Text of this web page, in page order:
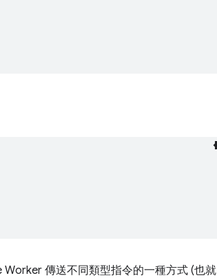
傳送不同類型指令的一種方式 (也就